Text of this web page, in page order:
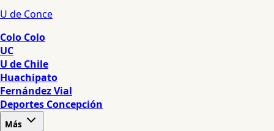
U de Conce
Colo Colo
UC
U de Chile
Huachipato
Fernández Vial
Deportes Concepción
Más